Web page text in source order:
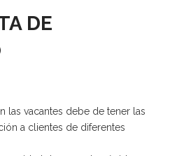
DE
las vacantes debe de tener las
a clientes de diferentes